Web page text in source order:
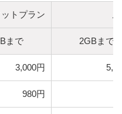
トプラン
まで 2GBまで
3,000円
980円